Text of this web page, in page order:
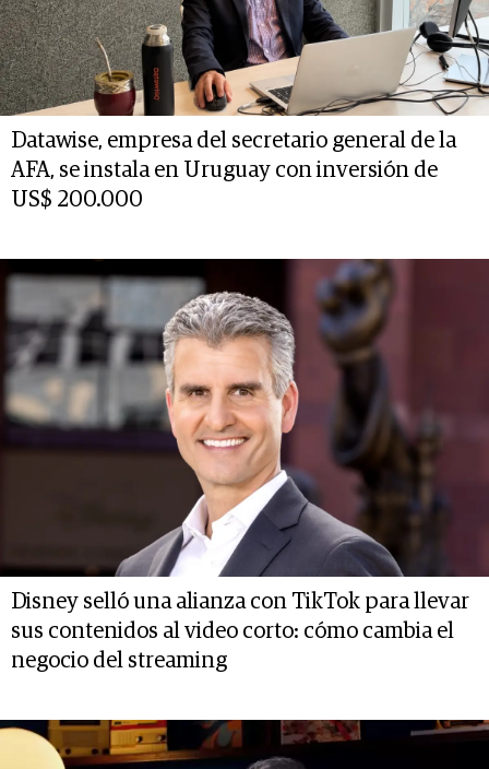
Datawise, empresa del secretario general de la
AFA, se instala en Uruguay con inversión de
US$ 200.000
Disney selló una alianza con TikTok para llevar
sus contenidos al video corto: cómo cambia el
negocio del streaming